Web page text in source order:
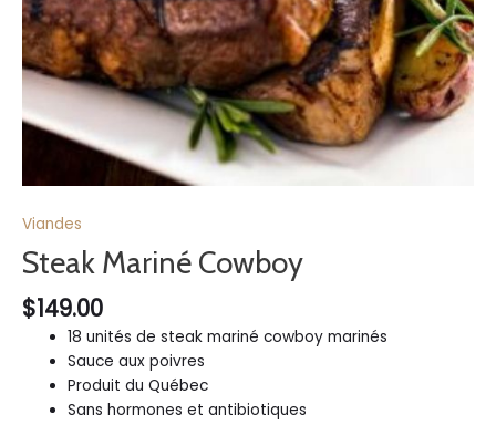
Viandes
Steak Mariné Cowboy
$149.00
18 unités de steak mariné cowboy marinés
Sauce aux poivres
Produit du Québec
Sans hormones et antibiotiques